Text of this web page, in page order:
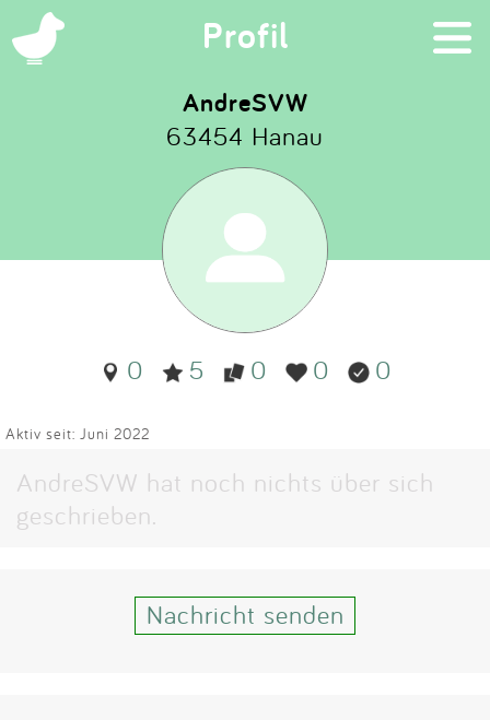
Profil ×
Suchen
Eintragen
App
Blog
Partner
Impressum
AndreSVW
63454 Hanau
0 5 0 0 0
Aktiv seit: Juni 2022
AndreSVW hat noch nichts über sich
geschrieben.
Nachricht senden